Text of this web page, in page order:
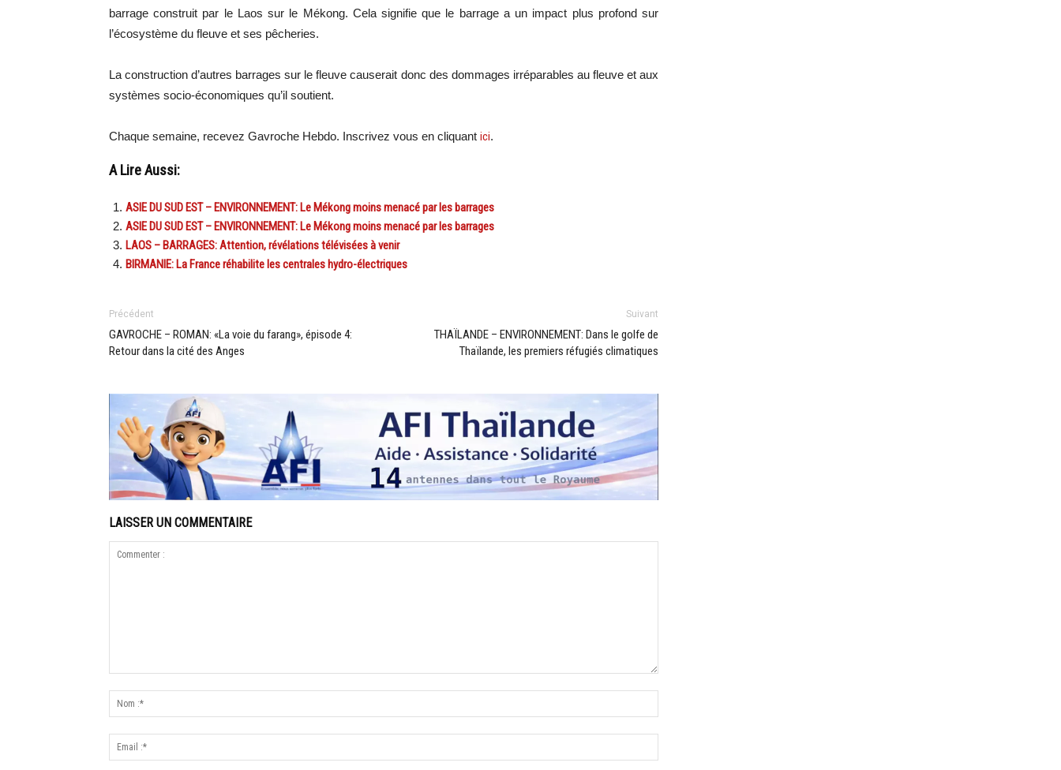
barrage construit par le Laos sur le Mékong. Cela signifie que le barrage a un impact plus profond sur
l’écosystème du fleuve et ses pêcheries.
La construction d’autres barrages sur le fleuve causerait donc des dommages irréparables au fleuve et aux
systèmes socio-économiques qu’il soutient.
Chaque semaine, recevez Gavroche Hebdo. Inscrivez vous en cliquant ici.
A Lire Aussi:
ASIE DU SUD EST – ENVIRONNEMENT: Le Mékong moins menacé par les barrages
ASIE DU SUD EST – ENVIRONNEMENT: Le Mékong moins menacé par les barrages
LAOS – BARRAGES: Attention, révélations télévisées à venir
BIRMANIE: La France réhabilite les centrales hydro-électriques
Précédent
GAVROCHE – ROMAN: «La voie du farang», épisode 4:
Retour dans la cité des Anges
Suivant
THAÏLANDE – ENVIRONNEMENT: Dans le golfe de
Thaïlande, les premiers réfugiés climatiques
LAISSER UN COMMENTAIRE